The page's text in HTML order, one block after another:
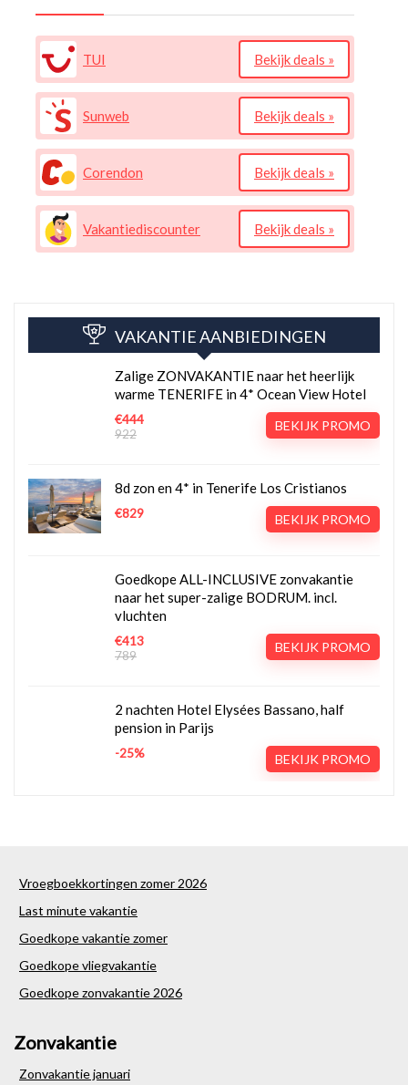
TUI Bekijk deals »
Sunweb Bekijk deals »
Corendon Bekijk deals »
Vakantiediscounter Bekijk deals »
VAKANTIE AANBIEDINGEN
Zalige ZONVAKANTIE naar het heerlijk
warme TENERIFE in 4* Ocean View Hotel
€444
922
BEKIJK PROMO
8d zon en 4* in Tenerife Los Cristianos
€829 BEKIJK PROMO
Goedkope ALL-INCLUSIVE zonvakantie
naar het super-zalige BODRUM. incl.
vluchten
€413
789
BEKIJK PROMO
2 nachten Hotel Elysées Bassano, half
pension in Parijs
-25% BEKIJK PROMO
Vroegboekkortingen zomer 2026
Last minute vakantie
Goedkope vakantie zomer
Goedkope vliegvakantie
Goedkope zonvakantie 2026
Zonvakantie
Zonvakantie januari